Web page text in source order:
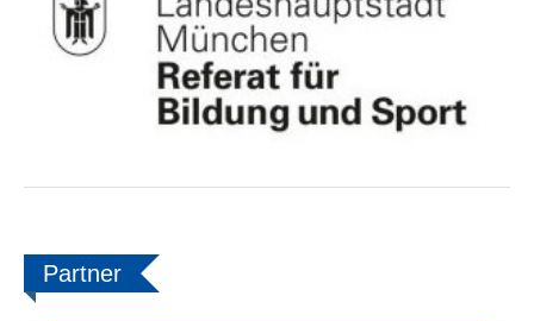
Partner